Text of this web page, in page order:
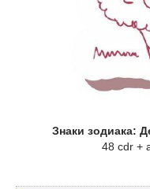
Знаки зодиака:
48 cdr +